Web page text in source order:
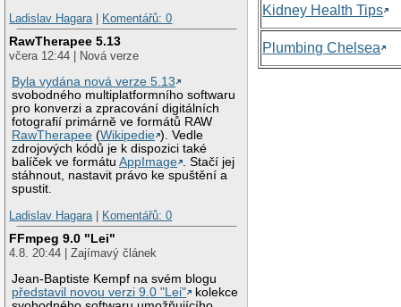
Ladislav Hagara
Komentářů: 0
RawTherapee 5.13
včera 12:44 | Nová verze
Byla vydána nová verze 5.13
svobodného multiplatformního softwaru
pro konverzi a zpracování digitálních
fotografií primárně ve formátů RAW
RawTherapee (Wikipedie ). Vedle
zdrojových kódů je k dispozici také
balíček ve formátuAppImage . Stačí jej
stáhnout, nastavit právo ke spuštění a
spustit.
Ladislav Hagara
Komentářů: 0
FFmpeg 9.0 "Lei"
4.8. 20:44 | Zajímavý článek
Jean-Baptiste Kempf na svém blogu
představil novou verzi 9.0 "Lei"
kolekce
Kidney Health Tips
Plumbing Chelsea